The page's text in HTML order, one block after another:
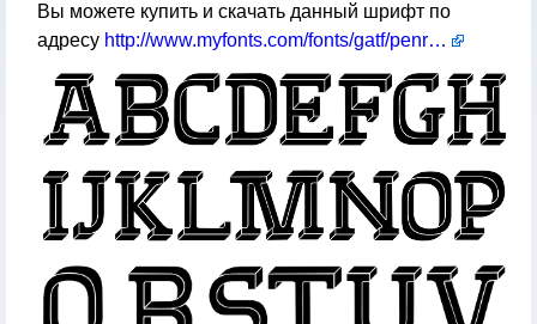
Вы можете купить и скачать данный шрифт по
адресу
http://www.myfonts.com/fonts/gatf/penrose-slabserif/